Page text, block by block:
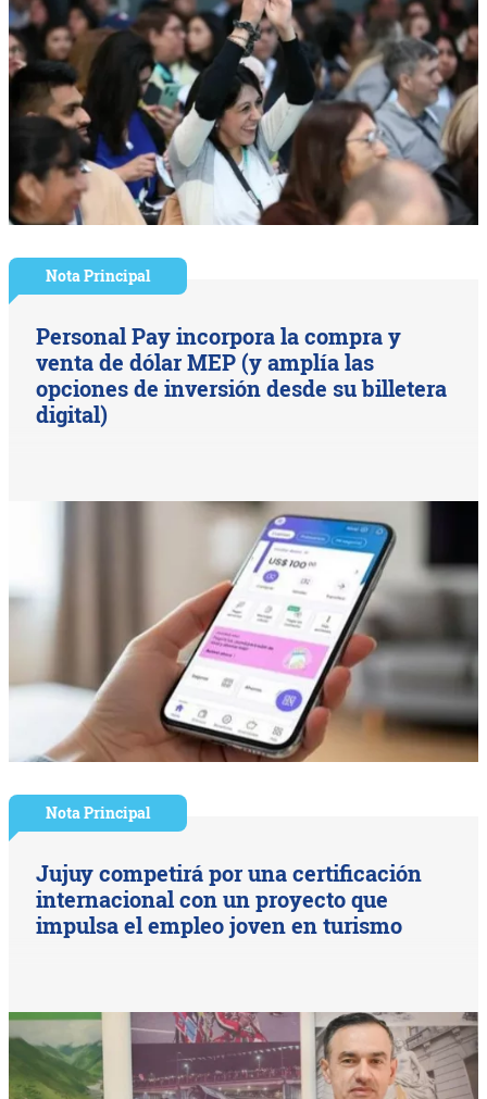
Nota Principal
Personal Pay incorpora la compra y
venta de dólar MEP (y amplía las
opciones de inversión desde su billetera
digital)
Nota Principal
Jujuy competirá por una certificación
internacional con un proyecto que
impulsa el empleo joven en turismo